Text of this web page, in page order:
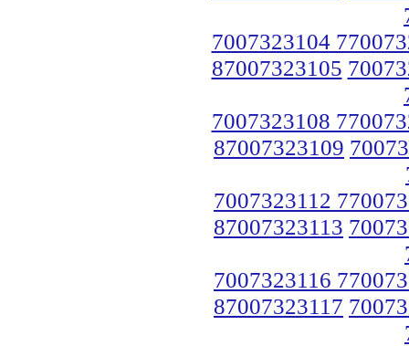
7007323104
87007323105
7007323108
87007323109
7007323112
87007323113
7007323116
87007323117